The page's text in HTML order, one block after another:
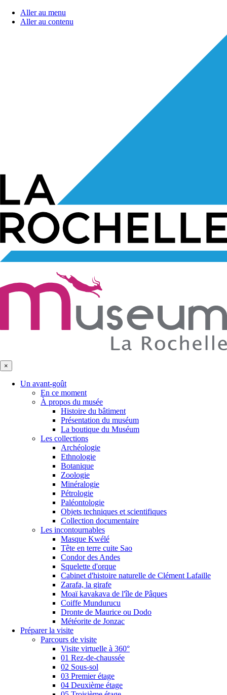
Aller au menu
Aller au contenu
×
Un avant-goût
En ce moment
À propos du musée
Histoire du bâtiment
Présentation du muséum
La boutique du Muséum
Les collections
Archéologie
Ethnologie
Botanique
Zoologie
Minéralogie
Pétrologie
Paléontologie
Objets techniques et scientifiques
Collection documentaire
Les incontournables
Masque Kwélé
Tête en terre cuite Sao
Condor des Andes
Squelette d'orque
Cabinet d'histoire naturelle de Clément Lafaille
Zarafa, la girafe
Moaï kavakava de l'île de Pâques
Coiffe Mundurucu
Dronte de Maurice ou Dodo
Météorite de Jonzac
Préparer la visite
Parcours de visite
Visite virtuelle à 360°
01 Rez-de-chaussée
02 Sous-sol
03 Premier étage
04 Deuxième étage